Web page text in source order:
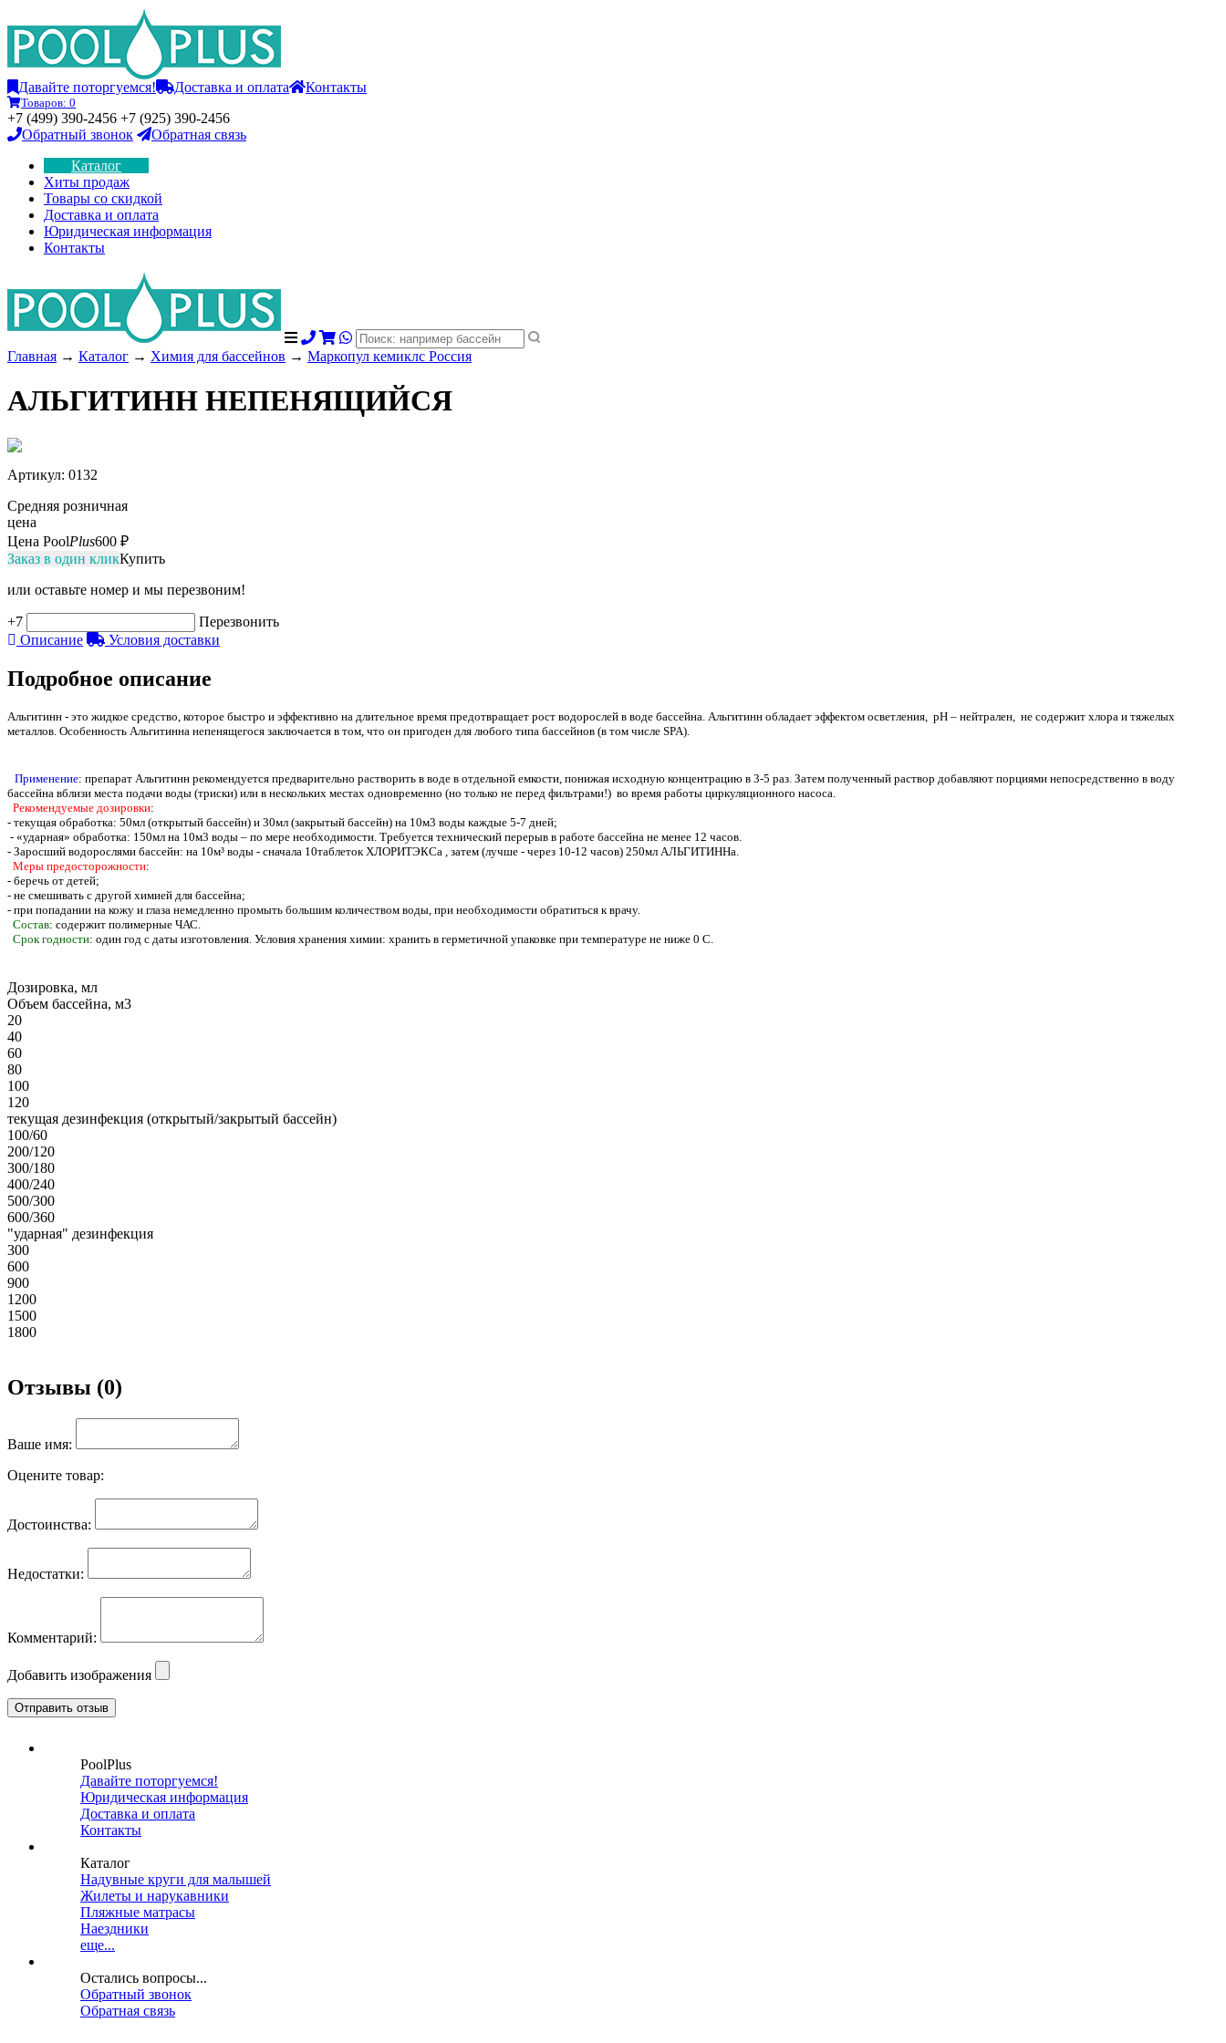
Давайте поторгуемся! Доставка и оплата Контакты
Товаров: 0
+7 (499) 390-2456 +7 (925) 390-2456
Обратный звонок
Обратная связь
Каталог
Хиты продаж
Товары со скидкой
Доставка и оплата
Юридическая информация
Контакты
Главная → Каталог → Химия для бассейнов → Маркопул кемиклс Россия
АЛЬГИТИНН НЕПЕНЯЩИЙСЯ
Артикул: 0132
Средняя розничная
цена
Цена PoolPlus600 ₽
Заказ в один кликКупить
или оставьте номер и мы перезвоним!
+7
Перезвонить
Описание
Условия доставки
Подробное описание
Альгитинн - это жидкое средство, которое быстро и эффективно на длительное время предотвращает рост водорослей в воде бассейна. Альгитинн обладает эффектом осветления, рН – нейтрален, не содержит хлора и тяжелых
металлов. Особенность Альгитинна непенящегося заключается в том, что он пригоден для любого типа бассейнов (в том числе SPA).
Применение: препарат Альгитинн рекомендуется предварительно растворить в воде в отдельной емкости, понижая исходную концентрацию в 3-5 раз. Затем полученный раствор добавляют порциями непосредственно в воду
бассейна вблизи места подачи воды (триски) или в нескольких местах одновременно (но только не перед фильтрами!) во время работы циркуляционного насоса.
Рекомендуемые дозировки:
- текущая обработка: 50мл (открытый бассейн) и 30мл (закрытый бассейн) на 10м3 воды каждые 5-7 дней;
- «ударная» обработка: 150мл на 10м3 воды – по мере необходимости. Требуется технический перерыв в работе бассейна не менее 12 часов.
- Заросший водорослями бассейн: на 10м³ воды - сначала 10таблеток ХЛОРИТЭКСа , затем (лучше - через 10-12 часов) 250мл АЛЬГИТИННа.
Меры предосторожности:
- беречь от детей;
- не смешивать с другой химией для бассейна;
- при попадании на кожу и глаза немедленно промыть большим количеством воды, при необходимости обратиться к врачу.
Состав: содержит полимерные ЧАС.
Срок годности: один год с даты изготовления. Условия хранения химии: хранить в герметичной упаковке при температуре не ниже 0 С.
Дозировка, мл
Объем бассейна, м3
20
40
60
80
100
120
текущая дезинфекция (открытый/закрытый бассейн)
100/60
200/120
300/180
400/240
500/300
600/360
"ударная" дезинфекция
300
600
900
1200
1500
1800
Отзывы (0)
Ваше имя:
Оцените товар:
Достоинства:
Недостатки:
Комментарий:
Добавить изображения
PoolPlus
Давайте поторгуемся!
Юридическая информация
Доставка и оплата
Контакты
Каталог
Надувные круги для малышей
Жилеты и нарукавники
Пляжные матрасы
Наездники
еще...
Остались вопросы...
Обратный звонок
Обратная связь